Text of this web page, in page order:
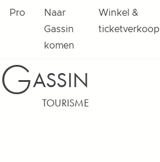
Pro
Naar
Gassin
komen
Winkel &
ticketverkoop
GASSIN
TOURISME